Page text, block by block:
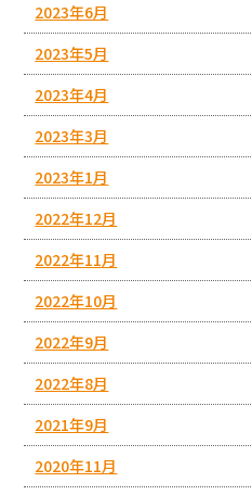
2023年6月
2023年5月
2023年4月
2023年3月
2023年1月
2022年12月
2022年11月
2022年10月
2022年9月
2022年8月
2021年9月
2020年11月